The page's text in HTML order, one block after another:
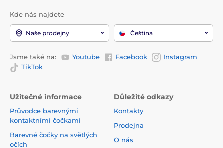
Kde nás najdete
Naše prodejny Čeština
Jsme také na: Youtube Facebook
Instagram
TikTok
Užitečné informace
Průvodce barevnými
kontaktními čočkami
Barevné čočky na světlých
očích
Důležité odkazy
Kontakty
Prodejna
O nás